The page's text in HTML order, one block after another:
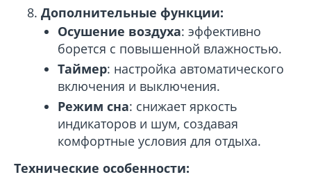
Дополнительные функции:
Осушение воздуха: эффективно
борется с повышенной влажностью.
Таймер: настройка автоматического
включения и выключения.
Режим сна: снижает яркость
индикаторов и шум, создавая
комфортные условия для отдыха.
Технические особенности: